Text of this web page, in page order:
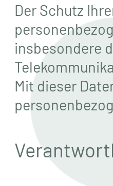
Der Schutz
insbesondere
Mit dieser